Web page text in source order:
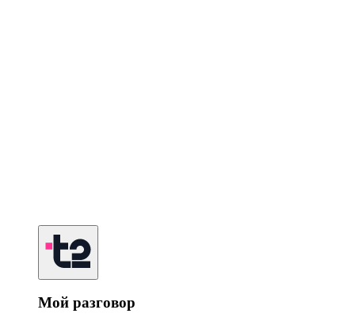
Мой разговор